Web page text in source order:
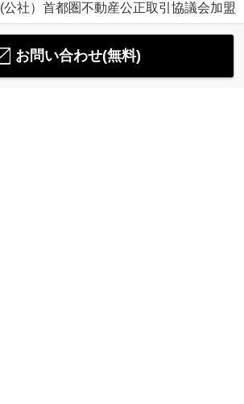
(公社）首都圏不動産公正取引協議会加盟
お問い合わせ(無料)